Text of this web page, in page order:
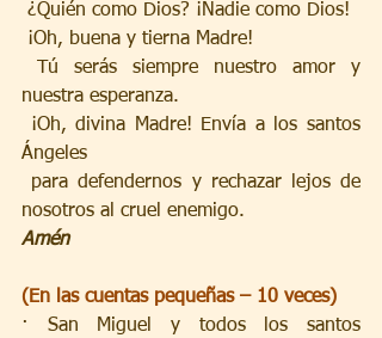
¿Quién como Dios? ¡Nadie como Dios!
¡Oh, buena y tierna Madre!
nuestra esperanza.
Ángeles
nosotros al cruel enemigo.
Amén
(En las cuentas pequeñas – 10 veces)
· San Miguel y todos los santos